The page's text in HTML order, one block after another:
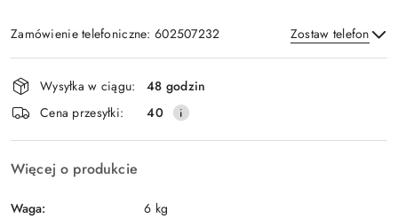
Zamówienie telefoniczne: 602507232 Zostaw telefon
Wyślij
Dostępność
i
dostawa
Wysyłka w ciągu:
48 godzin
Cena przesyłki:
40
Więcej o produkcie
Waga: 6 kg